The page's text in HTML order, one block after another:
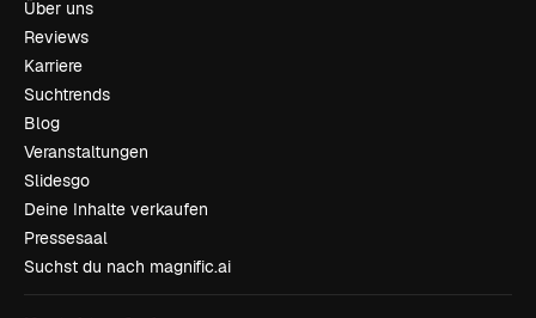
Über uns
Reviews
Karriere
Suchtrends
Blog
Veranstaltungen
Slidesgo
Deine Inhalte verkaufen
Pressesaal
Suchst du nach magnific.ai